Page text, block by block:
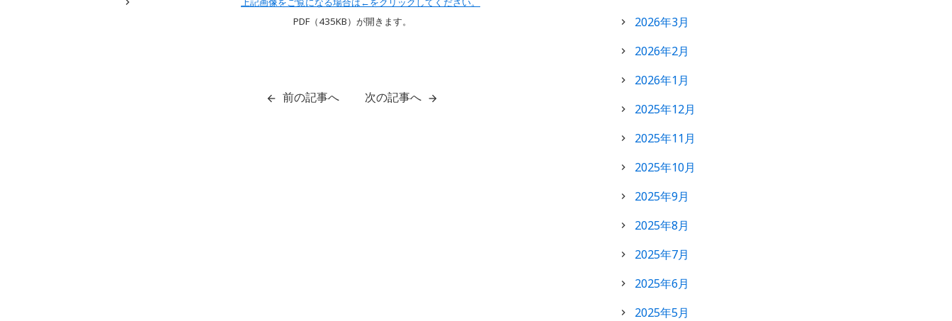
PDF（435KB）が開きます。
前の記事へ 次の記事へ
2026年3月
2026年2月
2026年1月
2025年12月
2025年11月
2025年10月
2025年9月
2025年8月
2025年7月
2025年6月
2025年5月